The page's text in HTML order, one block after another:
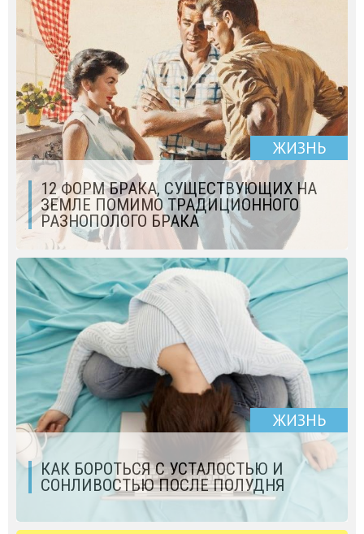
ЖИЗНЬ
12 ФОРМ БРАКА, СУЩЕСТВУЮЩИХ НА
ЗЕМЛЕ ПОМИМО ТРАДИЦИОННОГО
РАЗНОПОЛОГО БРАКА
ЖИЗНЬ
КАК БОРОТЬСЯ С УСТАЛОСТЬЮ И
СОНЛИВОСТЬЮ ПОСЛЕ ПОЛУДНЯ